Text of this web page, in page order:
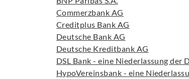
Commerzbank AG
Creditplus Bank AG
Deutsche Bank AG
Deutsche Kreditbank AG
DSL Bank - eine Niederlassung der
HypoVereinsbank - eine